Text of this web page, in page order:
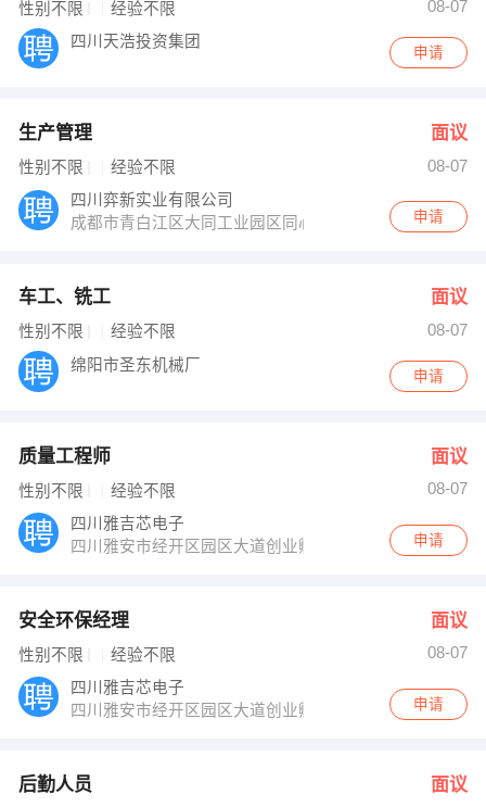
性别不限 经验不限
08-07
四川天浩投资集团
申请
生产管理 面议
性别不限 经验不限
08-07
四川弈新实业有限公司
成都市青白江区大同工业园区同心大道1236号
申请
车工、铣工 面议
性别不限 经验不限
08-07
绵阳市圣东机械厂
申请
质量工程师 面议
性别不限 经验不限
08-07
四川雅吉芯电子
四川雅安市经开区园区大道创业孵化园
申请
安全环保经理 面议
性别不限 经验不限
08-07
四川雅吉芯电子
四川雅安市经开区园区大道创业孵化园
申请
后勤人员 面议